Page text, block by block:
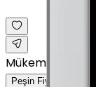
Mükemmel
Peşin Fiyatına